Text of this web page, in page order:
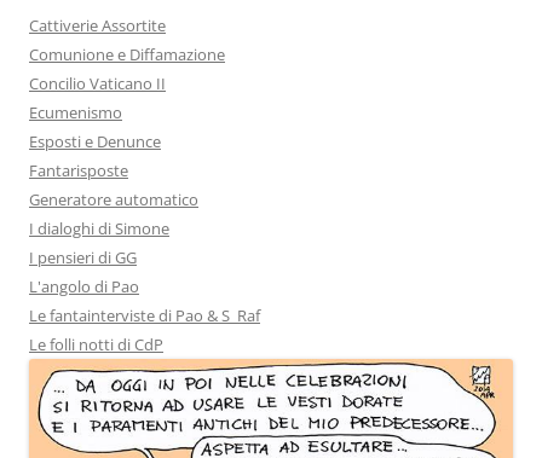
Cattiverie Assortite
Comunione e Diffamazione
Concilio Vaticano II
Ecumenismo
Esposti e Denunce
Fantarisposte
Generatore automatico
I dialoghi di Simone
I pensieri di GG
L'angolo di Pao
Le fantainterviste di Pao & S_Raf
Le folli notti di CdP